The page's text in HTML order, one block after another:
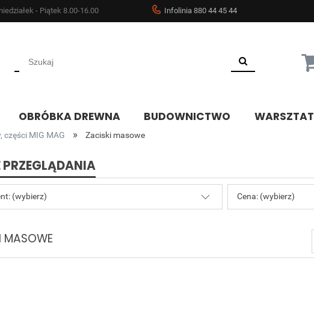
OBRÓBKA DREWNA BUDOWNICTWO WARSZTAT
części MIG MAG » Zaciski masowe
- Piątek 8.00-16.00 Infolinia 880 44 45 44
(wybierz) Cena: (wybierz)
MASOWE